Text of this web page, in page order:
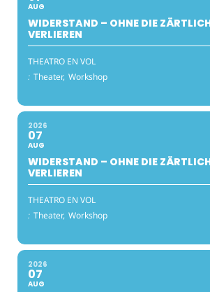
AUG
WIDERSTAND – OHNE DIE
VERLIEREN
THEATRO EN VOL
: Theater, Workshop
2026
07
AUG
WIDERSTAND – OHNE DIE
VERLIEREN
THEATRO EN VOL
: Theater, Workshop
2026
07
AUG